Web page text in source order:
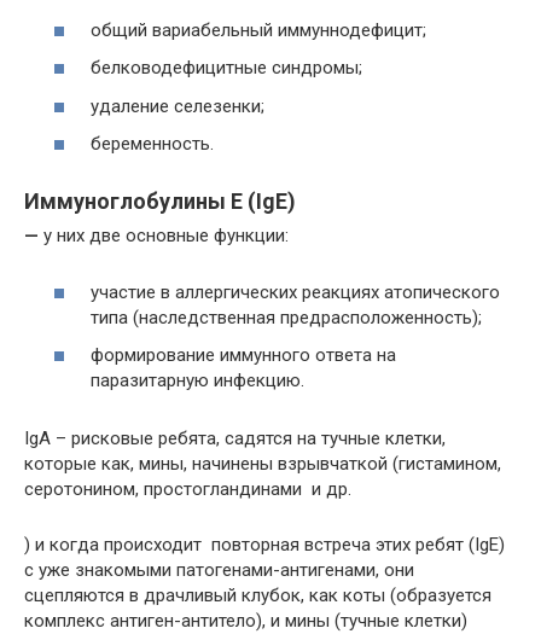
общий вариабельный иммуннодефицит;
белководефицитные синдромы;
удаление селезенки;
беременность.
Иммуноглобулины Е (IgЕ)
— у них две основные функции:
участие в аллергических реакциях атопического
типа (наследственная предрасположенность);
формирование иммунного ответа на
паразитарную инфекцию.
IgA – рисковые ребята, садятся на тучные клетки,
которые как, мины, начинены взрывчаткой (гистамином,
серотонином, простогландинами и др.
) и когда происходит повторная встреча этих ребят (IgE)
c уже знакомыми патогенами-антигенами, они
сцепляются в драчливый клубок, как коты (образуется
комплекс антиген-антитело), и мины (тучные клетки)